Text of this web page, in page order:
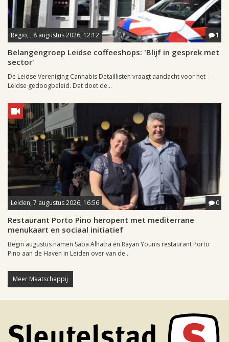
Regio, , 8 augustus 2026, 12:12 1
Belangengroep Leidse coffeeshops: 'Blijf in gesprek met
sector'
De Leidse Vereniging Cannabis Detaillisten vraagt aandacht voor het
Leidse gedoogbeleid. Dat doet de...
Leiden, 7 augustus 2026, 16:56 0
Restaurant Porto Pino heropent met mediterrane
menukaart en sociaal initiatief
Begin augustus namen Saba Alhatra en Rayan Younis restaurant Porto
Pino aan de Haven in Leiden over van de...
Meer Maatschappij